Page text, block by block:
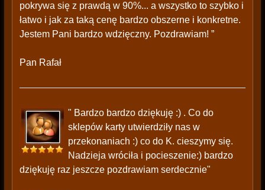
pokrywa się z prawdą w 90%... a wszystko to szybko i
łatwo i jak za taką cenę bardzo obszerne i konkretne.
Jestem Pani bardzo wdzięczny. Pozdrawiam! ”
Pan Rafał
" Bardzo bardzo dziękuję :) . Co do
sklepów karty utwierdziły nas w
przekonaniach :) co do K. cieszymy się.
Nadzieja wróciła i pocieszenie:) bardzo
dziękuję raz jeszcze pozdrawiam serdecznie"